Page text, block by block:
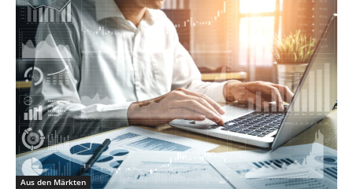
Aus den Märkten